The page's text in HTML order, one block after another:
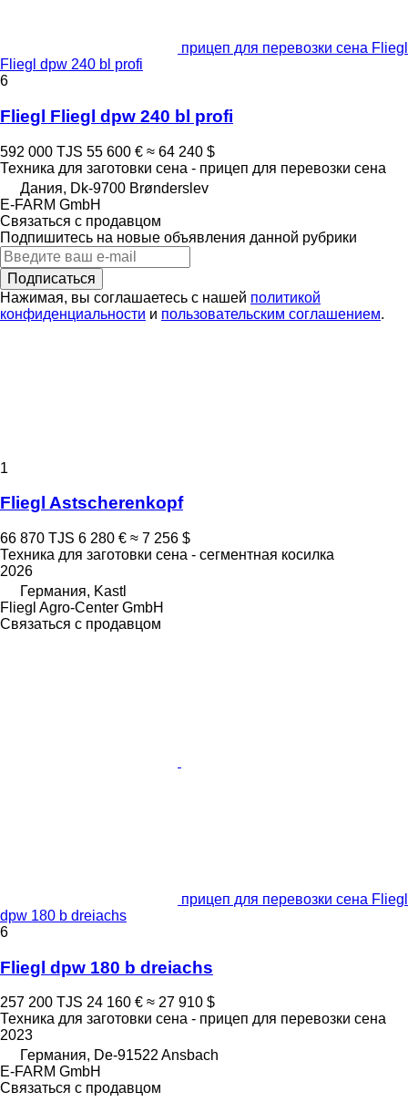
прицеп для перевозки сена Fliegl
Fliegl dpw 240 bl profi
6
Fliegl Fliegl dpw 240 bl profi
592 000 TJS 55 600 € ≈ 64 240 $
Техника для заготовки сена - прицеп для перевозки сена
Дания, Dk-9700 Brønderslev
E-FARM GmbH
Связаться с продавцом
Подпишитесь на новые объявления данной рубрики
Подписаться
Нажимая, вы соглашаетесь с нашей политикой
конфиденциальности и пользовательским соглашением.
1
Fliegl Astscherenkopf
66 870 TJS 6 280 € ≈ 7 256 $
Техника для заготовки сена - сегментная косилка
2026
Германия, Kastl
Fliegl Agro-Center GmbH
Связаться с продавцом
прицеп для перевозки сена Fliegl
dpw 180 b dreiachs
6
Fliegl dpw 180 b dreiachs
257 200 TJS 24 160 € ≈ 27 910 $
Техника для заготовки сена - прицеп для перевозки сена
2023
Германия, De-91522 Ansbach
E-FARM GmbH
Связаться с продавцом